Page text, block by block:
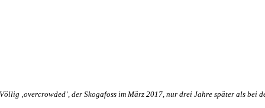
Völlig ‚overcrowded‘, der Skogafoss im März 2017, nur drei Jahre später als bei